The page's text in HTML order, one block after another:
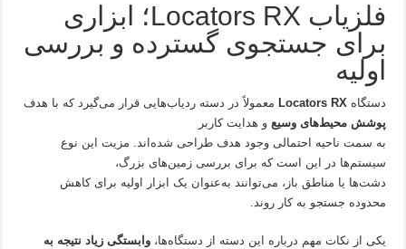
فلزیاب Locators RX؛ ابزاری
برای جستجوی گسترده و بررسی
اولیه
دستگاهLocators RX معمولاً در دسته ردیاب‌هایی قرار می‌گیرد که با هدف
پوشش محیط‌های وسیع و هدایت کاربر
به سمت ناحیه احتمالی وجود هدف طراحی شده‌اند. مزیت این نوع
سیستم‌ها در این است که برای بررسی زمین‌های بزرگ،
دشت‌ها یا مناطق باز، می‌توانند به‌عنوان یک ابزار اولیه برای کاهش
محدوده جستجو به کار روند.
یکی از نکات مهم درباره این دسته از دستگاه‌ها،وابستگی زیاد نتیجه به